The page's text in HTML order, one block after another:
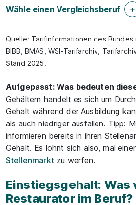
Wähle einen Vergleichsberuf
Quelle: Tarifinformationen des Bundes
BIBB, BMAS, WSI-Tarifarchiv,
Stand 2025.
Aufgepasst: Was bedeuten
Gehältern handelt es sich um
Gehalt während der Ausbildung
als auch niedriger ausfallen. Tipp:
informieren bereits in ihren
Gehalt. Es lohnt sich also, mal
Stellenmarktzu werfen.
Einstiegsgehalt: Was
Restaurator im Beruf?